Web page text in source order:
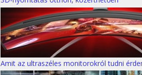
Amit az ultraszéles monitorokról tudni